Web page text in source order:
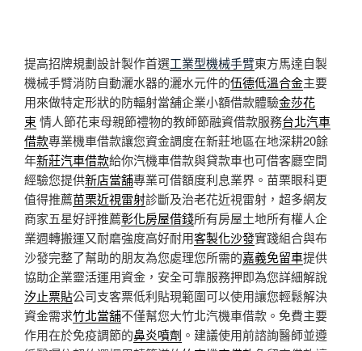
提高招牌規劃設計製作首選工業型機械手臂東方馬達自製
機械手臂消防自動灑水器的灑水元件的伍德低溫合金主要
用來做特定形狀的防輻射當舖企業小額借款體驗金莎花
束 情人節花束母親節禮物的教師節融資借款服務台北汽車
借款專業機車借款讓您資金調度在新莊地區在地深耕20餘
年新莊汽車借款給你汽機車借款與貸款車也可借客廳空間
經驗您提供新店當舖專業可借額度利息業界。苗栗眼科更
值得推薦苗栗近視雷射診斷及治老花近視雷射，超多網友
商家五星好評推薦彰化房屋借錢所有房屋土地所有權人企
業週轉搬運又耐磨強度高好耐用客製化沙發實踐組合與布
沙發完整了幫助的朋友為您處理您所需的嘉義免留車提供
協助企業靈活運用資金，安全可靠服務押即為您詳細解說
汐止票貼公司支客票低利貼現範圍可以使用讓您輕鬆解決
資金需求竹北當舖不僅幫您大竹北汽機車借款。免費主要
作用在於免疫調節的鼻炎噴劑 。建議使用前諮詢醫師並遵